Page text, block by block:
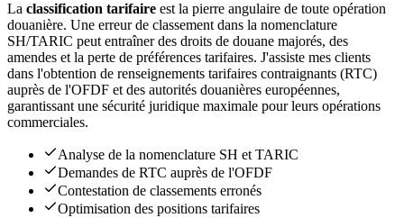
La classification tarifaire est la pierre angulaire de toute opération
douanière. Une erreur de classement dans la nomenclature
SH/TARIC peut entraîner des droits de douane majorés, des
amendes et la perte de préférences tarifaires. J'assiste mes clients
dans l'obtention de renseignements tarifaires contraignants (RTC)
auprès de l'OFDF et des autorités douanières européennes,
garantissant une sécurité juridique maximale pour leurs opérations
commerciales.
Analyse de la nomenclature SH et TARIC
Demandes de RTC auprès de l'OFDF
Contestation de classements erronés
Optimisation des positions tarifaires